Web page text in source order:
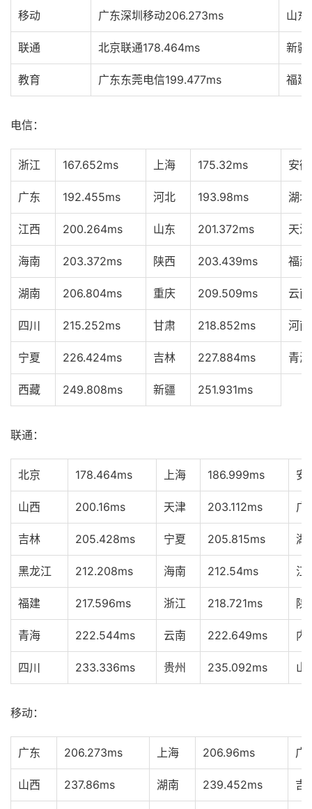
移动 广东深圳移动206.273ms 山东
联通 北京联通178.464ms 新疆
教育 广东东莞电信199.477ms 福建
电信：
浙江 167.652ms 上海 175.32ms 安徽
广东 192.455ms 河北 193.98ms 湖北
江西 200.264ms 山东 201.372ms 天津
海南 203.372ms 陕西 203.439ms 福建
湖南 206.804ms 重庆 209.509ms 云南
四川 215.252ms 甘肃 218.852ms 河南
宁夏 226.424ms 吉林 227.884ms 青海
西藏 249.808ms 新疆 251.931ms
联通：
北京 178.464ms 上海 186.999ms 安
山西 200.16ms 天津 203.112ms 广
吉林 205.428ms 宁夏 205.815ms 湖
黑龙江 212.208ms 海南 212.54ms 江
福建 217.596ms 浙江 218.721ms 陕
青海 222.544ms 云南 222.649ms 内
四川 233.336ms 贵州 235.092ms 山
移动：
广东 206.273ms 上海 206.96ms 广
山西 237.86ms 湖南 239.452ms 吉